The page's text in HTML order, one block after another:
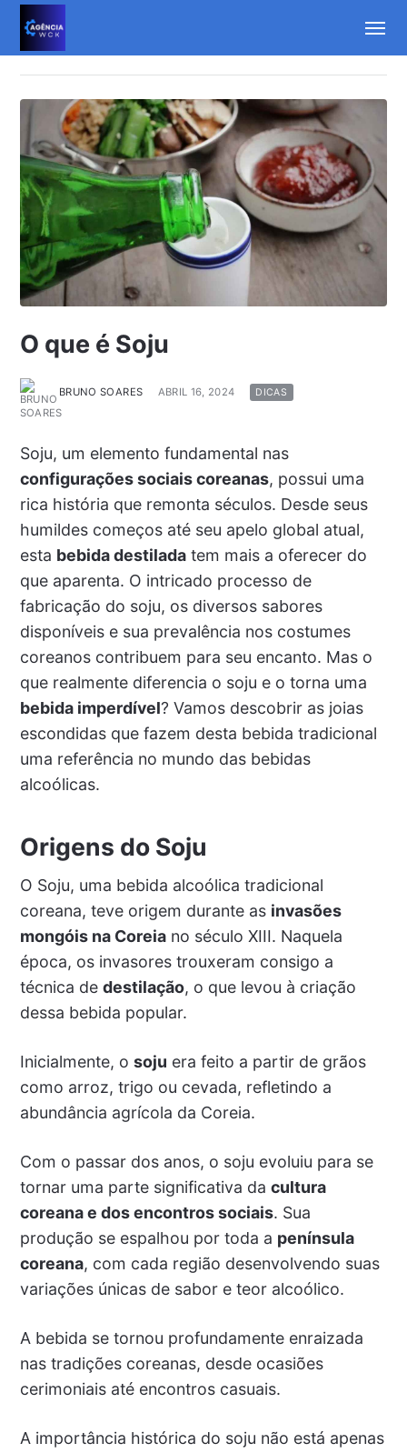
O que é Soju
BRUNO SOARES ABRIL 16, 2024 DICAS
Soju, um elemento fundamental nas
configurações sociais coreanas, possui uma
rica história que remonta séculos. Desde seus
humildes começos até seu apelo global atual,
esta bebida destiladatem mais a oferecer do
que aparenta. O intricado processo de
fabricação do soju, os diversos sabores
disponíveis e sua prevalência nos costumes
coreanos contribuem para seu encanto. Mas o
que realmente diferencia o soju e o torna uma
bebida imperdível? Vamos descobrir as joias
escondidas que fazem desta bebida tradicional
uma referência no mundo das bebidas
alcoólicas.
Origens do Soju
O Soju, uma bebida alcoólica tradicional
coreana, teve origem durante as invasões
mongóis na Coreiano século XIII. Naquela
época, os invasores trouxeram consigo a
técnica de destilação, o que levou à criação
dessa bebida popular.
Inicialmente, o soju era feito a partir de grãos
como arroz, trigo ou cevada, refletindo a
abundância agrícola da Coreia.
Com o passar dos anos, o soju evoluiu para se
tornar uma parte significativa da cultura
coreana e dos encontros sociais. Sua
produção se espalhou por toda a península
coreana, com cada região desenvolvendo suas
variações únicas de sabor e teor alcoólico.
A bebida se tornou profundamente enraizada
nas tradições coreanas, desde ocasiões
cerimoniais até encontros casuais.
A importância histórica do soju não está apenas